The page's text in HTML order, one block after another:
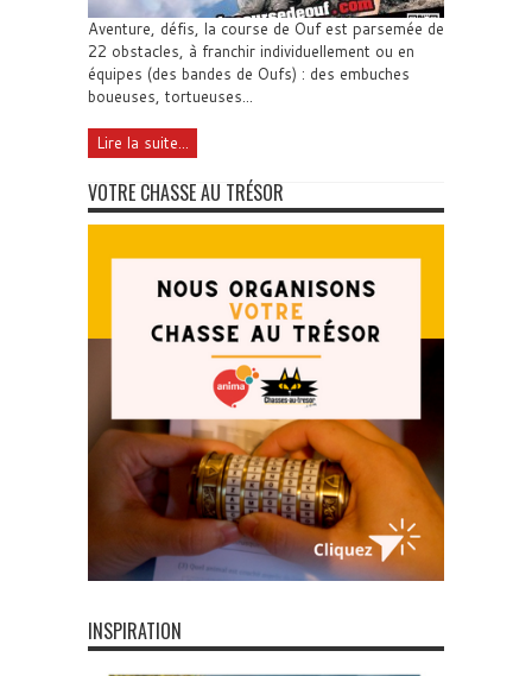
Aventure, défis, la course de Ouf est parsemée de
22 obstacles, à franchir individuellement ou en
équipes (des bandes de Oufs) : des embuches
boueuses, tortueuses...
Lire la suite...
VOTRE CHASSE AU TRÉSOR
INSPIRATION